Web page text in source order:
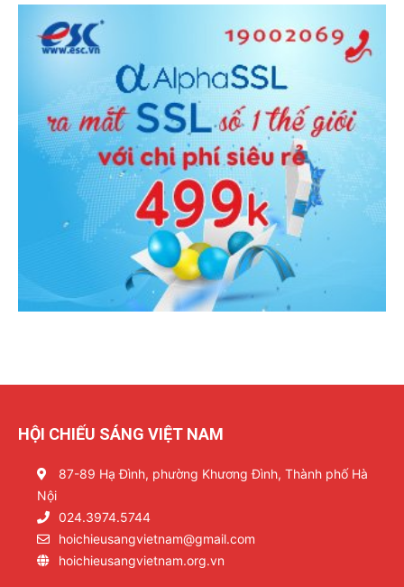
HỘI CHIẾU SÁNG VIỆT NAM
87-89 Hạ Đình, phường Khương Đình, Thành phố Hà
Nội
024.3974.5744
hoichieusangvietnam@gmail.com
hoichieusangvietnam.org.vn